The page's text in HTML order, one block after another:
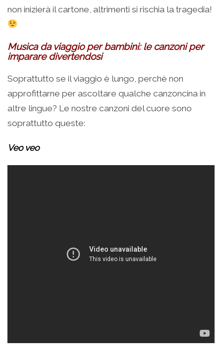
non inizierà il cartone, altrimenti si rischia la tragedia!
Musica da viaggio per bambini: le canzoni per
imparare divertendosi
Soprattutto se il viaggio è lungo, perchè non
approfittarne per ascoltare qualche canzoncina in
altre lingue? Le nostre canzoni del cuore sono
soprattutto queste:
Veo veo